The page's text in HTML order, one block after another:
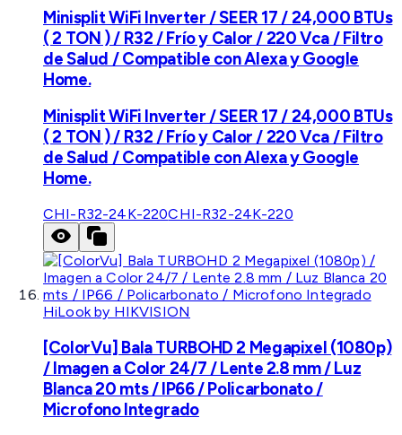
Minisplit WiFi Inverter / SEER 17 / 24,000 BTUs
( 2 TON ) / R32 / Frío y Calor / 220 Vca / Filtro
de Salud / Compatible con Alexa y Google
Home.
Minisplit WiFi Inverter / SEER 17 / 24,000 BTUs
( 2 TON ) / R32 / Frío y Calor / 220 Vca / Filtro
de Salud / Compatible con Alexa y Google
Home.
CHI-R32-24K-220CHI-R32-24K-220
HiLook by HIKVISION
[ColorVu] Bala TURBOHD 2 Megapixel (1080p)
/ Imagen a Color 24/7 / Lente 2.8 mm / Luz
Blanca 20 mts / IP66 / Policarbonato /
Microfono Integrado